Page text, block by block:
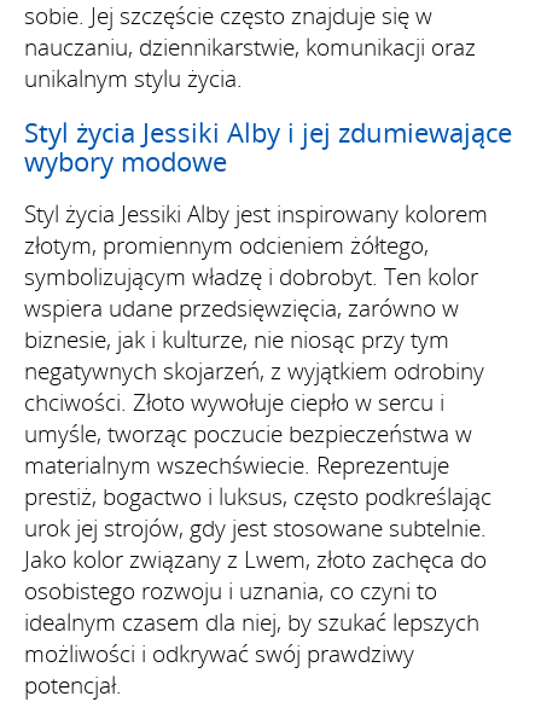
sobie. Jej szczęście często znajduje się w
nauczaniu, dziennikarstwie, komunikacji oraz
unikalnym stylu życia.
Styl życia Jessiki Alby i jej zdumiewające
wybory modowe
Styl życia Jessiki Alby jest inspirowany kolorem
złotym, promiennym odcieniem żółtego,
symbolizującym władzę i dobrobyt. Ten kolor
wspiera udane przedsięwzięcia, zarówno w
biznesie, jak i kulturze, nie niosąc przy tym
negatywnych skojarzeń, z wyjątkiem odrobiny
chciwości. Złoto wywołuje ciepło w sercu i
umyśle, tworząc poczucie bezpieczeństwa w
materialnym wszechświecie. Reprezentuje
prestiż, bogactwo i luksus, często podkreślając
urok jej strojów, gdy jest stosowane subtelnie.
Jako kolor związany z Lwem, złoto zachęca do
osobistego rozwoju i uznania, co czyni to
idealnym czasem dla niej, by szukać lepszych
możliwości i odkrywać swój prawdziwy
potencjał.